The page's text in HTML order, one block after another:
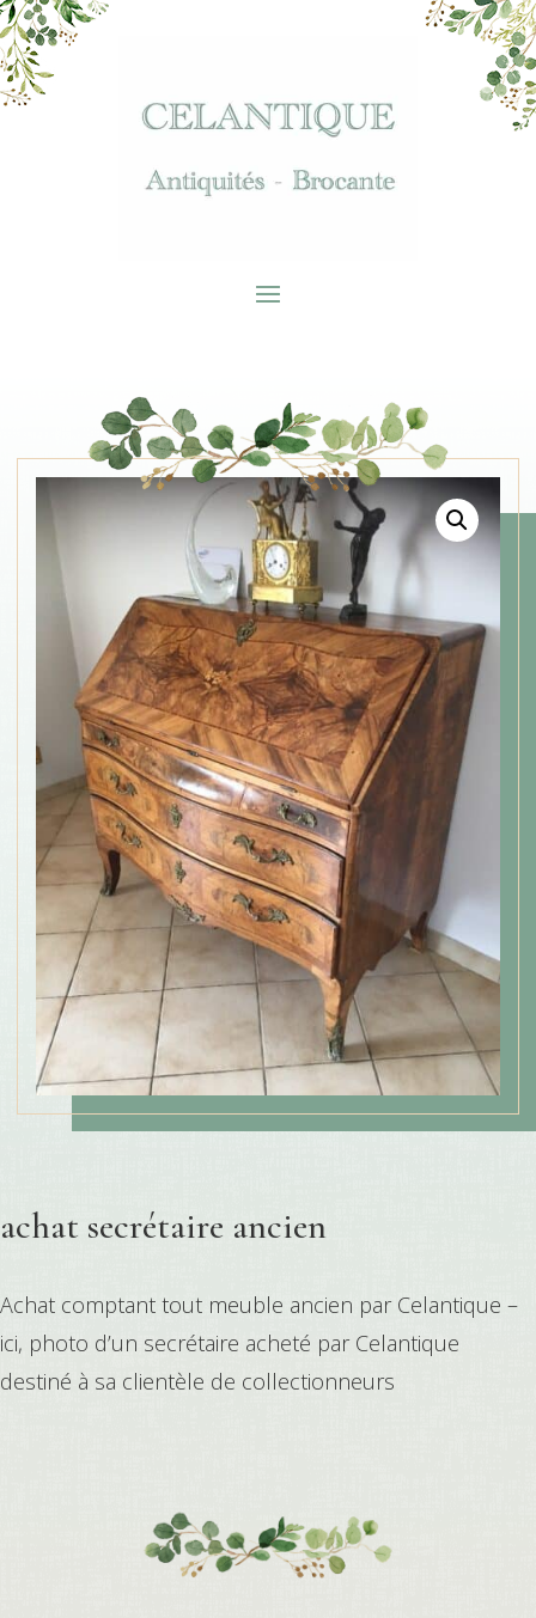
achat secrétaire ancien
Achat comptant tout meuble ancien par Celantique –
ici, photo d’un secrétaire acheté par Celantique
destiné à sa clientèle de collectionneurs